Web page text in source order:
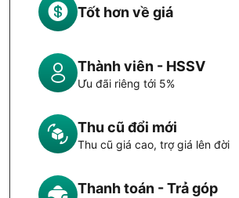
Tốt hơn về giá
Thành viên - HSSV
Ưu đãi riêng tới 5%
Thu cũ đổi mới
Thu cũ giá cao, trợ giá lên đời
Thanh toán - Trả góp